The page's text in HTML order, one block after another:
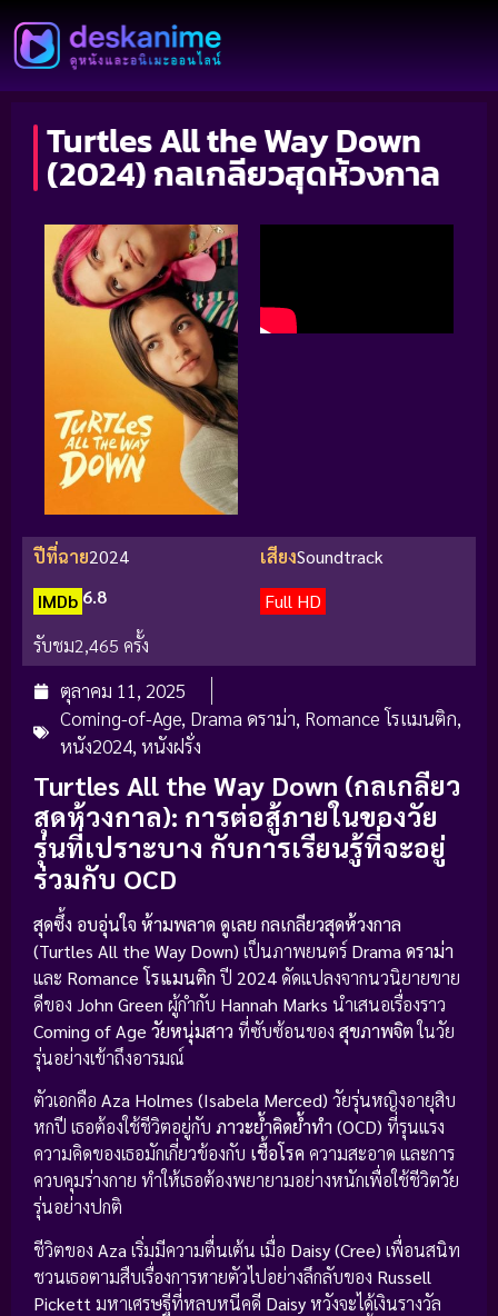
Turtles All the Way Down
(2024) กลเกลียวสุดห้วงกาล
ปีที่ฉาย2024 เสียงSoundtrack
IMDb 6.8
Full HD
รับชม2,465 ครั้ง
ตุลาคม 11, 2025
Coming-of-Age, Drama ดราม่า, Romance โรแมนติก,
หนัง2024, หนังฝรั่ง
Turtles All the Way Down (กลเกลียว
สุดห้วงกาล): การต่อสู้ภายในของวัย
รุ่นที่เปราะบาง กับการเรียนรู้ที่จะอยู่
ร่วมกับ OCD
สุดซึ้ง อบอุ่นใจ ห้ามพลาด ดูเลย กลเกลียวสุดห้วงกาล
(Turtles All the Way Down) เป็นภาพยนตร์ Drama ดราม่า
และ Romance โรแมนติก ปี 2024ดัดแปลงจากนวนิยายขาย
ดีของ John Green ผู้กำกับ Hannah Marks นำเสนอเรื่องราว
Coming of Age วัยหนุ่มสาว ที่ซับซ้อนของ สุขภาพจิตในวัย
รุ่นอย่างเข้าถึงอารมณ์
ตัวเอกคือ Aza Holmes (Isabela Merced) วัยรุ่นหญิงอายุสิบ
หกปี เธอต้องใช้ชีวิตอยู่กับ ภาวะย้ำคิดย้ำทำ (OCD) ที่รุนแรง
ความคิดของเธอมักเกี่ยวข้องกับ เชื้อโรค ความสะอาด และการ
ควบคุมร่างกาย ทำให้เธอต้องพยายามอย่างหนักเพื่อใช้ชีวิตวัย
รุ่นอย่างปกติ
ชีวิตของ Aza เริ่มมีความตื่นเต้น เมื่อ Daisy (Cree) เพื่อนสนิท
ชวนเธอตามสืบเรื่องการหายตัวไปอย่างลึกลับของ Russell
Pickett มหาเศรษฐีที่หลบหนีคดี Daisyหวังจะได้เงินรางวัล